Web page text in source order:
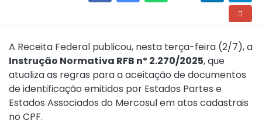
A Receita Federal publicou, nesta terça-feira (2/7), a
Instrução Normativa RFB nº 2.270/2025, que
atualiza as regras para a aceitação de documentos
de identificação emitidos por Estados Partes e
Estados Associados do Mercosul em atos cadastrais
no CPF.